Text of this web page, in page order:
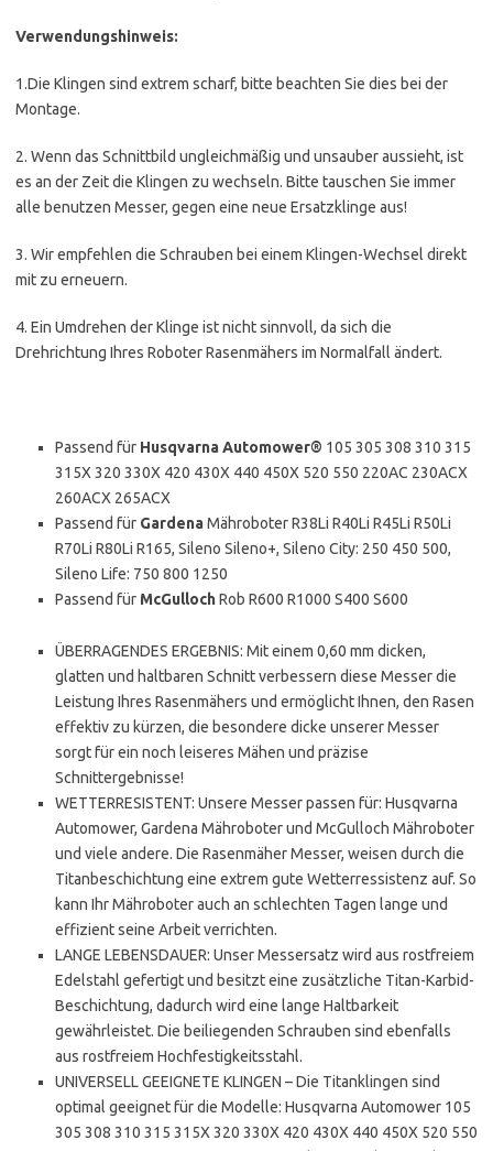
Verwendungshinweis:
1.Die Klingen sind extrem scharf, bitte beachten Sie dies bei der
Montage.
2. Wenn das Schnittbild ungleichmäßig und unsauber aussieht, ist
es an der Zeit die Klingen zu wechseln. Bitte tauschen Sie immer
alle benutzen Messer, gegen eine neue Ersatzklinge aus!
3. Wir empfehlen die Schrauben bei einem Klingen-Wechsel direkt
mit zu erneuern.
4. Ein Umdrehen der Klinge ist nicht sinnvoll, da sich die
Drehrichtung Ihres Roboter Rasenmähers im Normalfall ändert.
Passend für Husqvarna Automower® 105 305 308 310 315
315X 320 330X 420 430X 440 450X 520 550 220AC 230ACX
260ACX 265ACX
Passend für GardenaMähroboter R38Li R40Li R45Li R50Li
R70Li R80Li R165, Sileno Sileno+, Sileno City: 250 450 500,
Sileno Life: 750 800 1250
Passend für McGullochRob R600 R1000 S400 S600
ÜBERRAGENDES ERGEBNIS: Mit einem 0,60 mm dicken,
glatten und haltbaren Schnitt verbessern diese Messer die
Leistung Ihres Rasenmähers und ermöglicht Ihnen, den Rasen
effektiv zu kürzen, die besondere dicke unserer Messer
sorgt für ein noch leiseres Mähen und präzise
Schnittergebnisse!
WETTERRESISTENT: Unsere Messer passen für: Husqvarna
Automower, Gardena Mähroboter und McGulloch Mähroboter
und viele andere. Die Rasenmäher Messer, weisen durch die
Titanbeschichtung eine extrem gute Wetterressistenz auf. So
kann Ihr Mähroboter auch an schlechten Tagen lange und
effizient seine Arbeit verrichten.
LANGE LEBENSDAUER: Unser Messersatz wird aus rostfreiem
Edelstahl gefertigt und besitzt eine zusätzliche Titan-Karbid-
Beschichtung, dadurch wird eine lange Haltbarkeit
gewährleistet. Die beiliegenden Schrauben sind ebenfalls
aus rostfreiem Hochfestigkeitsstahl.
UNIVERSELL GEEIGNETE KLINGEN – Die Titanklingen sind
optimal geeignet für die Modelle: Husqvarna Automower 105
305 308 310 315 315X 320 330X 420 430X 440 450X 520 550